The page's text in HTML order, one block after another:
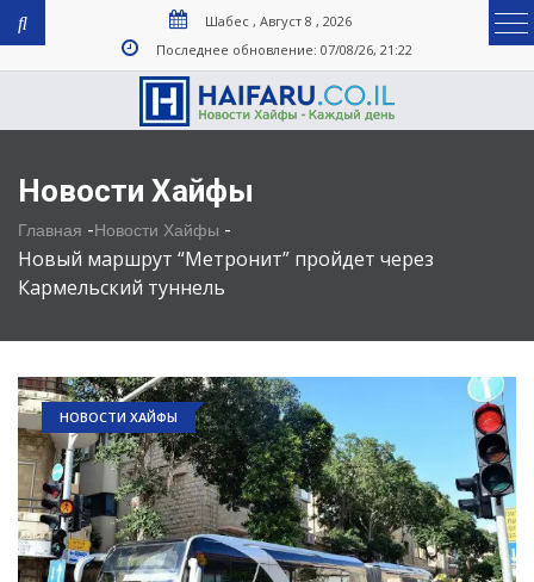
Шабес , Август 8 , 2026
Последнее обновление: 07/08/26, 21:22
Новости Хайфы
Главная -Новости Хайфы -
Новый маршрут “Метронит” пройдет через
Кармельский туннель
НОВОСТИ ХАЙФЫ